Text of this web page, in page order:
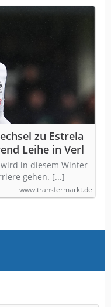
zu Estrela
Leihe in Verl
wird in diesem Winter
gehen. [...]
www.transfermarkt.de